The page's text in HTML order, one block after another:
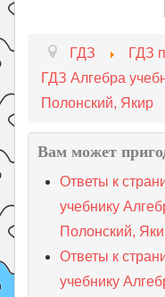
ГДЗ
ГДЗ
ГДЗ Алгебра
Полонский, Якир
Вам может
Ответы к
учебнику
Полонский,
Ответы к
учебнику